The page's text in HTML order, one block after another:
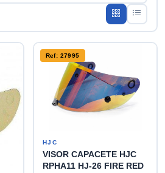
Ref: 27995
HJC
VISOR CAPACETE HJC
RPHA11 HJ-26 FIRE RED